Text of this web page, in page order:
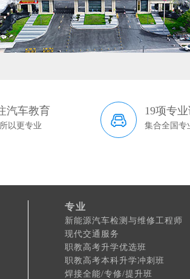
汽车教育
以更专业
19项专
集合全国专
专业
新能源汽车检测与维修工程师
现代交通服务
职教高考升学优选班
职教高考本科升学冲刺班
焊接全能/专修/提升班